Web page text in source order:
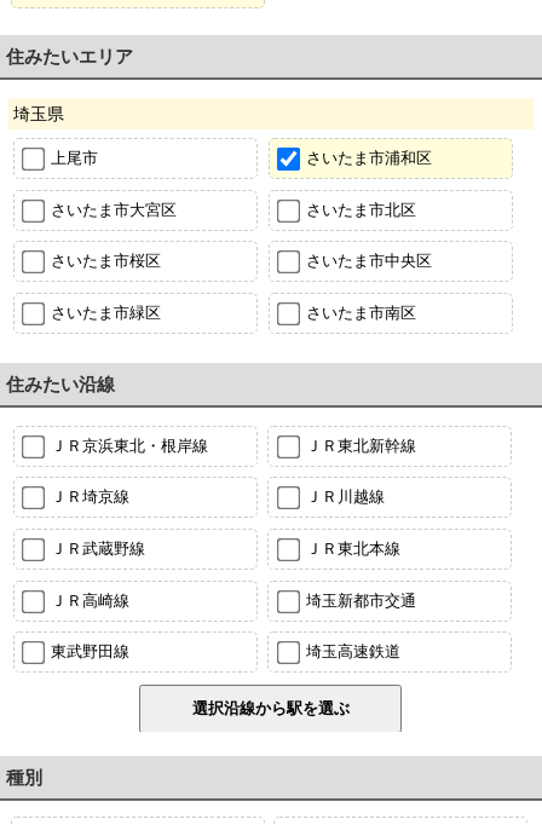
住みたいエリア
埼玉県
上尾市 さいたま市浦和区
さいたま市大宮区 さいたま市北区
さいたま市桜区 さいたま市中央区
さいたま市緑区 さいたま市南区
住みたい沿線
ＪＲ京浜東北・根岸線 ＪＲ東北新幹線
ＪＲ埼京線 ＪＲ川越線
ＪＲ武蔵野線 ＪＲ東北本線
ＪＲ高崎線 埼玉新都市交通
東武野田線 埼玉高速鉄道
種別